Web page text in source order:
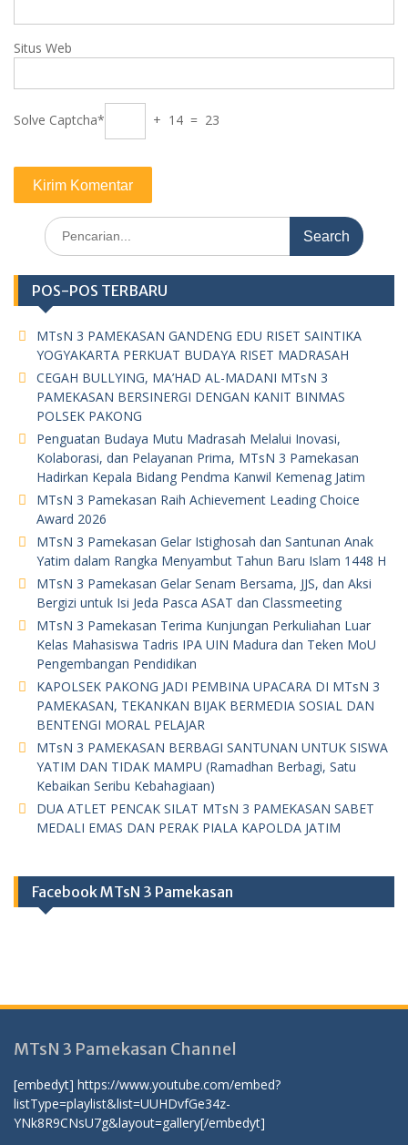
Situs Web
Solve Captcha* + 14 = 23
Search
for:
POS-POS TERBARU
MTsN 3 PAMEKASAN GANDENG EDU RISET SAINTIKA
YOGYAKARTA PERKUAT BUDAYA RISET MADRASAH
CEGAH BULLYING, MA’HAD AL-MADANI MTsN 3
PAMEKASAN BERSINERGI DENGAN KANIT BINMAS
POLSEK PAKONG
Penguatan Budaya Mutu Madrasah Melalui Inovasi,
Kolaborasi, dan Pelayanan Prima, MTsN 3 Pamekasan
Hadirkan Kepala Bidang Pendma Kanwil Kemenag Jatim
MTsN 3 Pamekasan Raih Achievement Leading Choice
Award 2026
MTsN 3 Pamekasan Gelar Istighosah dan Santunan Anak
Yatim dalam Rangka Menyambut Tahun Baru Islam 1448 H
MTsN 3 Pamekasan Gelar Senam Bersama, JJS, dan Aksi
Bergizi untuk Isi Jeda Pasca ASAT dan Classmeeting
MTsN 3 Pamekasan Terima Kunjungan Perkuliahan Luar
Kelas Mahasiswa Tadris IPA UIN Madura dan Teken MoU
Pengembangan Pendidikan
KAPOLSEK PAKONG JADI PEMBINA UPACARA DI MTsN 3
PAMEKASAN, TEKANKAN BIJAK BERMEDIA SOSIAL DAN
BENTENGI MORAL PELAJAR
MTsN 3 PAMEKASAN BERBAGI SANTUNAN UNTUK SISWA
YATIM DAN TIDAK MAMPU (Ramadhan Berbagi, Satu
Kebaikan Seribu Kebahagiaan)
DUA ATLET PENCAK SILAT MTsN 3 PAMEKASAN SABET
MEDALI EMAS DAN PERAK PIALA KAPOLDA JATIM
Facebook MTsN 3 Pamekasan
MTsN 3 Pamekasan Channel
[embedyt] https://www.youtube.com/embed?
listType=playlist&list=UUHDvfGe34z-
YNk8R9CNsU7g&layout=gallery[/embedyt]